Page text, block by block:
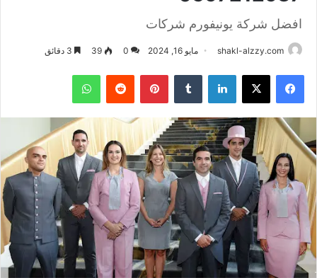
افضل شركة يونيفورم شركات
shakl-alzzy.com مايو 16, 2024 0
39
فيسبوك X لينكدإن بينتيريست واتساب